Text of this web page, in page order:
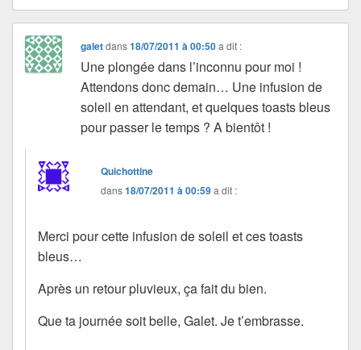
galetdans18/07/2011 à 00:50 a dit :
Une plongée dans l’inconnu pour moi !
Attendons donc demain… Une infusion de
soleil en attendant, et quelques toasts bleus
pour passer le temps ? A bientôt !
Quichottine
dans18/07/2011 à 00:59a dit :
Merci pour cette infusion de soleil et ces toasts
bleus…
Après un retour pluvieux, ça fait du bien.
Que ta journée soit belle, Galet. Je t’embrasse.